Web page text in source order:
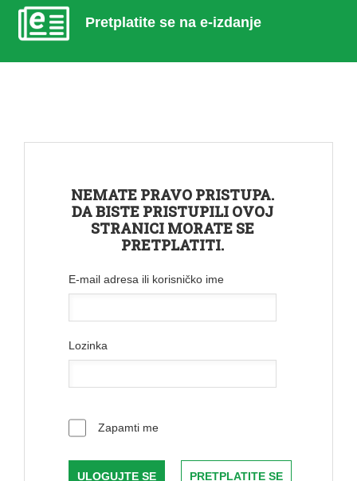
Pretplatite se na e-izdanje
NEMATE PRAVO PRISTUPA.
DA BISTE PRISTUPILI OVOJ
STRANICI MORATE SE
PRETPLATITI.
E-mail adresa ili korisničko ime
Lozinka
Zapamti me
PRETPLATITE SE